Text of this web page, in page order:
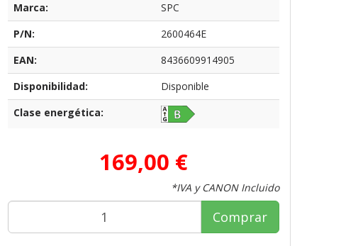
Marca:
SPC
P/N:
2600464E
EAN:
8436609914905
Disponibilidad:
Disponible
Clase energética:
169,00 €
*IVA y CANON Incluido
Comprar